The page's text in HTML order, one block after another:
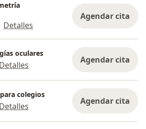
Detalles
Agendar cita
oculares
Detalles Agendar cita
colegios
Detalles Agendar cita